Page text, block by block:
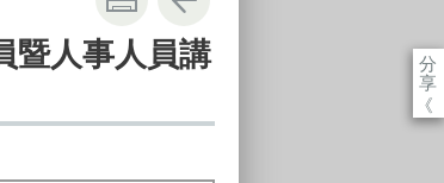
分
享
《
暨人事人員講